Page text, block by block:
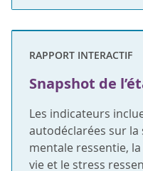
RAPPORT INTERACTIF
Snapshot de
Les indicateurs
autodéclarées sur la
mentale ressentie,
vie et le stress